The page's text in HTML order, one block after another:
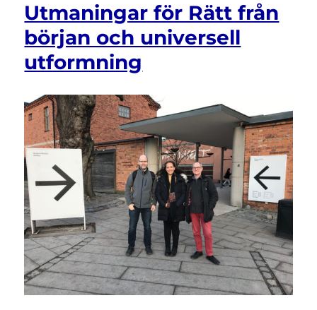
olikheter
Utmaningar för Rätt från
början och universell
utformning